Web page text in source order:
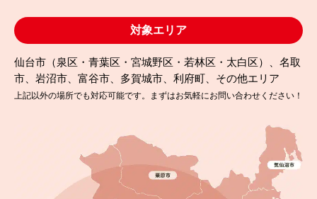
対象エリア
仙台市（泉区・青葉区・宮城野区・若林区・太白区）、名取
市、岩沼市、富谷市、多賀城市、利府町、その他エリア
上記以外の場所でも対応可能です。まずはお気軽にお問い合わせください！